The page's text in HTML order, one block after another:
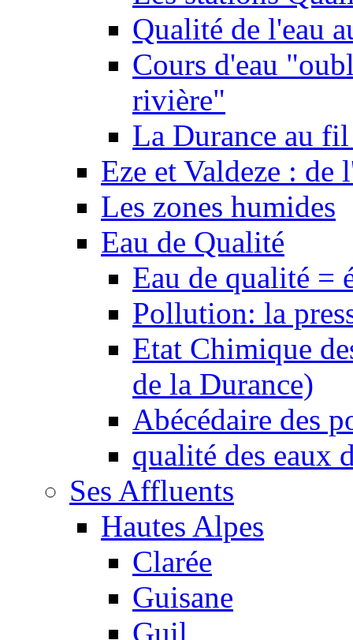
Qualité de l'eau
Cours d'eau
rivière"
La Durance au
Eze et Valdeze : de
Les zones humides
Eau de Qualité
Eau de qualité =
Pollution: la
Etat Chimique
de la Durance)
Abécédaire des
qualité des eaux
Ses Affluents
Hautes Alpes
Clarée
Guisane
Guil